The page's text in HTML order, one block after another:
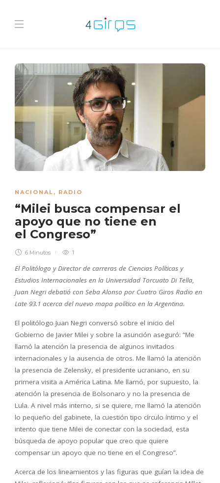
NACIONAL , RADIO
“Milei busca compensar el
apoyo que no tiene en
el Congreso”
6 Minutos 1
El Politólogo y Director de carreras de Ciencias Políticas y
Estudios Internacionales en la Universidad Torcuato Di Tella,
Juan Negri debatió con Seba Alonso por Cuatro Giros Radio en
Late 93.1 acerca del nuevo mapa político en la Argentina.
El politólogo Juan Negri conversó sobre el inicio del
Gobierno de Javier Milei y sobre la asunción aseguró: “Me
llamó la atención la presencia de algunos invitados
internacionales y la ausencia de otros. Me llamó la atención
la presencia de Zelensky, el presidente ucraniano, en su
primera visita a América Latina. Me llamó, por supuesto, la
atención la presencia de Bolsonaro y no la presencia de
Lula. A nivel más interno, si se quiere, me llamó la atención
lo pequeño del gabinete, la cuestión tipo círculo íntimo y el
intento que tiene Milei de conectar con la sociedad, esta
búsqueda de apoyo popular que creo que quiere
compensar un apoyo que no tiene en el Congreso”.
Acerca de los lineamientos y las figuras que guían la idea de